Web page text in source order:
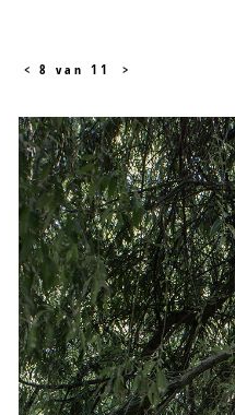
< 8 van 11 >